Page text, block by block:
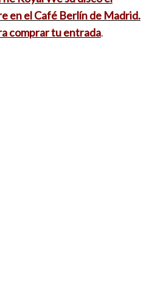
en el Café Berlín de Madrid.
comprar tu entrada.